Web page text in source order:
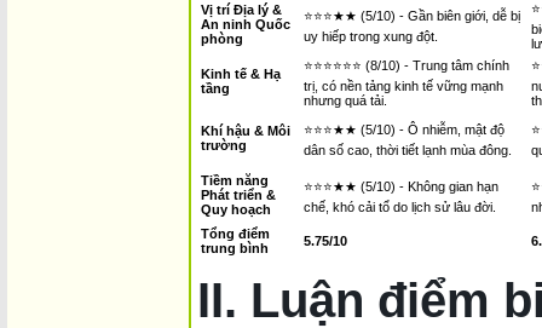
Vị trí Địa lý &
An ninh Quốc
phòng
⭐⭐⭐★★ (5/10) - Gần biên giới, dễ bị
uy hiếp trong xung đột.
Kinh tế & Hạ
tầng
⭐⭐⭐⭐⭐⭐ (8/10) - Trung tâm chính
trị, có nền tảng kinh tế vững mạnh
nhưng quá tải.
Khí hậu & Môi
trường
⭐⭐⭐★★ (5/10) - Ô nhiễm, mật độ
dân số cao, thời tiết lạnh mùa đông.
Tiềm năng
Phát triển &
Quy hoạch
⭐⭐⭐★★ (5/10) - Không gian hạn
chế, khó cải tổ do lịch sử lâu đời.
Tổng điểm
trung bình
5.75/10
II. Luận điểm